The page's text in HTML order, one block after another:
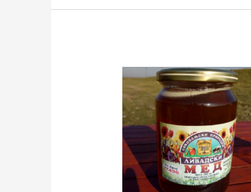
СВАКИ
ДАН
ЗАПОЧНИТЕ
КАШИЧИЦОМ
МЕДА